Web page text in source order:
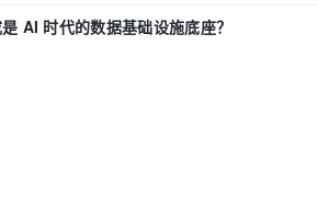
AI 时代的数据基础设施底座？